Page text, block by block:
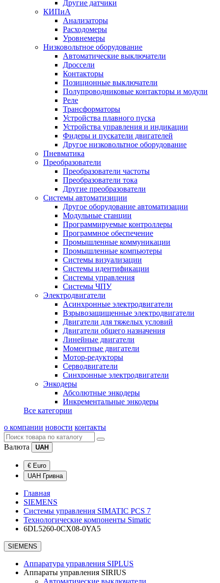
Другие датчики
КИПиА
Анализаторы
Расходомеры
Уровнемеры
Низковольтное оборудование
Автоматические выключатели
Дроссели
Контакторы
Позиционные выключатели
Полупроводниковые контакторы и модули
Реле
Трансформаторы
Устройства плавного пуска
Устройства управления и индикации
Фидеры и пускатели двигателей
Другое низковольтное оборудование
Пневматика
Преобразователи
Преобразователи частоты
Преобразователи тока
Другие преобразователи
Системы автоматизиции
Другое оборудование автоматизации
Модульные станции
Программируемые контроллеры
Программное обеспечение
Промышленные коммуникации
Промышленные компьютеры
Системы визуализации
Системы идентификации
Системы управления
Системы ЧПУ
Электродвигатели
Асинхронные электродвигатели
Взрывозащищенные электродвигатели
Двигатели для тяжелых условий
Двигатели общего назначения
Линейные двигатели
Моментные двигатели
Мотор-редукторы
Серводвигатели
Синхронные электродвигатели
Энкодеры
Абсолютные энкодеры
Инкрементальные энкодеры
Все категории
о компании новости контакты
Валюта UAH
€ Euro
UAH Гривна
Главная
SIEMENS
Системы управления SIMATIC PCS 7
Технологические компоненты Simatic
6DL5260-0CX08-0YA5
SIEMENS
Аппаратура управления SIPLUS
Аппараты управления SIRIUS
Автоматические выключатели